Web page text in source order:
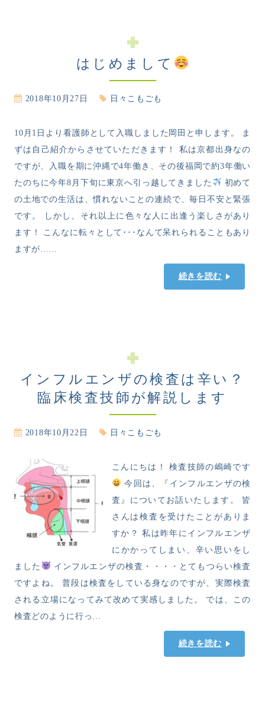
はじめまして
2018年10月27日 日々こもごも
10月1日より看護師として入職しました岡田と申します。 ま
ずは自己紹介からさせていただきます！ 私は京都出身なの
ですが、入職を期に沖縄で4年働き、その後福岡で約3年働い
たのちに今年8月下旬に東京へ引っ越してきました
初めて
の土地での生活は、慣れないことの連続で、毎日不安と緊張
です。 しかし、それ以上に色々な人に出逢う楽しさがあり
ます！ こんなに転々として･･･なんて呆れられることもあり
ますが…...
続きを読む
インフルエンザの検査は辛い？
臨床検査技師が解説します
2018年10月22日 日々こもごも
こんにちは！ 検査技師の嶋崎です
今回は、『インフルエンザの検
査』についてお話いたします。 皆
さんは検査を受けたことがありま
すか？ 私は昨年にインフルエンザ
にかかってしまい、辛い思いをし
ました
インフルエンザの検査・・・・とてもつらい検査
ですよね。 普段は検査をしている身なのですが、実際検査
される立場になってみて改めて実感しました。 では、この
検査どのように行っ...
続きを読む